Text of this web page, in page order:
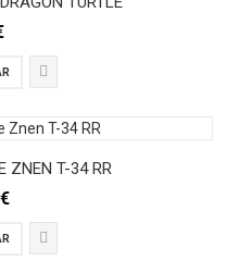
ZNEN T-34 RR